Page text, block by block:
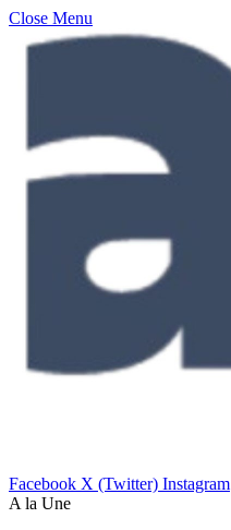
Close Menu
Facebook X (Twitter) Instagram
A la Une